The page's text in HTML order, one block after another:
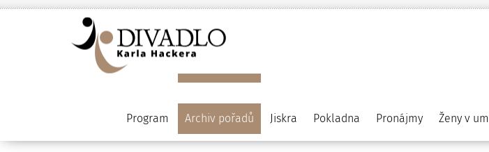
Program Archiv pořadů Jiskra Pokladna Pronájmy Ženy v